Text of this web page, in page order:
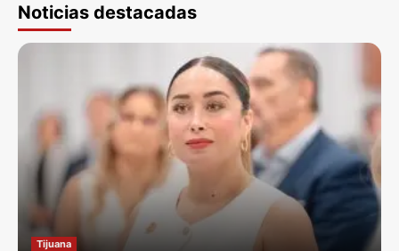
Noticias destacadas
Tijuana